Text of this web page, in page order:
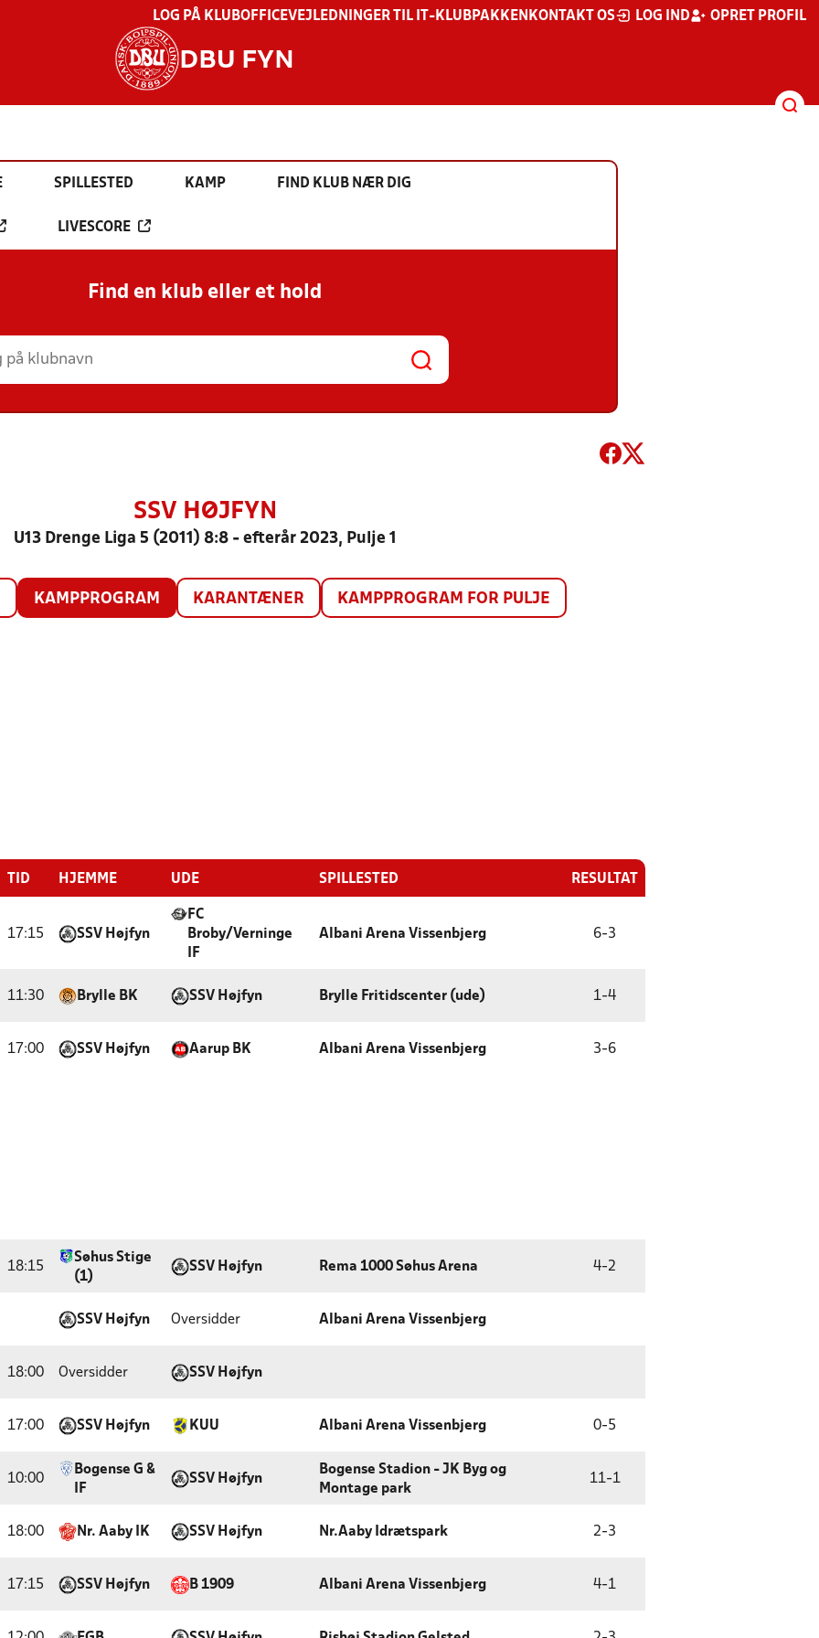
LOG PÅ KLUBOFFICEVEJLEDNINGER TIL IT-KLUBPAKKEN KONTAKT OS LOG IND OPRET PROFIL
DBU FYN
SPILLESTED KAMP FIND KLUB NÆR DIG
LIVESCORE
Find en klub eller et hold
SSV HØJFYN
U13 Drenge Liga 5 (2011) 8:8 - efterår 2023, Pulje 1
KAMPPROGRAM KARANTÆNER KAMPPROGRAM FOR PULJE
TID HJEMME UDE SPILLESTED RESULTAT
17:15 SSV Højfyn
FC
Broby/Verninge
IF
Albani Arena Vissenbjerg 6-3
11:30 Brylle BK SSV Højfyn Brylle Fritidscenter (ude) 1-4
17:00 SSV Højfyn Aarup BK Albani Arena Vissenbjerg 3-6
18:15
Søhus Stige
(1)
SSV Højfyn Rema 1000 Søhus Arena 4-2
SSV Højfyn Oversidder Albani Arena Vissenbjerg
18:00 Oversidder SSV Højfyn
17:00 SSV Højfyn KUU Albani Arena Vissenbjerg 0-5
10:00
Bogense G &
IF
SSV Højfyn
Bogense Stadion - JK Byg og
Montage park
11-1
18:00 Nr. Aaby IK SSV Højfyn Nr.Aaby Idrætspark 2-3
17:15 SSV Højfyn B 1909 Albani Arena Vissenbjerg 4-1